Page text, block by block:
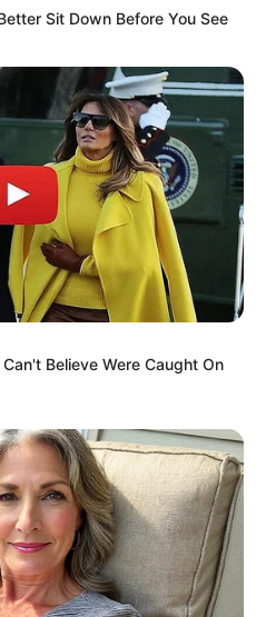
Sit Down Before You See
Believe Were Caught On